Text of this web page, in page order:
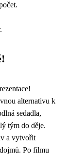
alternativu k
sedadla,
tým do děje.
a vytvořit
Po filmu